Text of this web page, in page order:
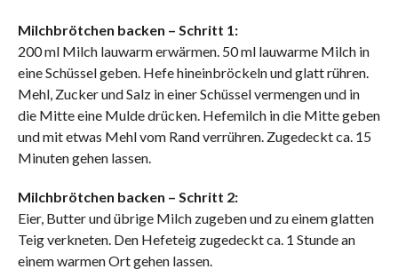
Milchbrötchen backen – Schritt 1:
200 ml Milch lauwarm erwärmen. 50 ml lauwarme Milch in
eine Schüssel geben. Hefe hineinbröckeln und glatt rühren.
Mehl, Zucker und Salz in einer Schüssel vermengen und in
die Mitte eine Mulde drücken. Hefemilch in die Mitte geben
und mit etwas Mehl vom Rand verrühren. Zugedeckt ca. 15
Minuten gehen lassen.
Milchbrötchen backen – Schritt 2:
Eier, Butter und übrige Milch zugeben und zu einem glatten
Teig verkneten. Den Hefeteig zugedeckt ca. 1 Stunde an
einem warmen Ort gehen lassen.